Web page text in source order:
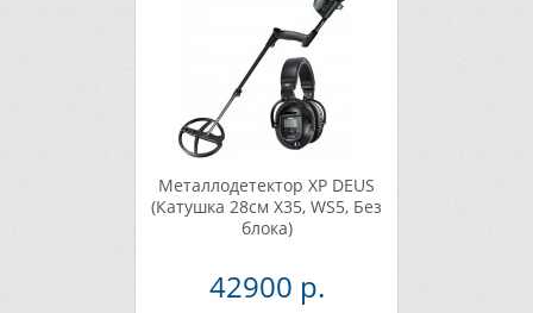
Металлодетектор XP DEUS
(Катушка 28см X35, WS5, Без
блока)
42900 р.